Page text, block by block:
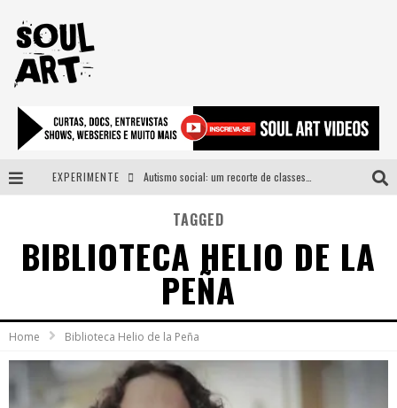
EXPERIMENTE
A subida da rampa é diferente!
Faça o bem! Mas, sem olhar a quem!?
TAGGED
BIBLIOTECA HELIO DE LA
PEÑA
Home Biblioteca Helio de la Peña